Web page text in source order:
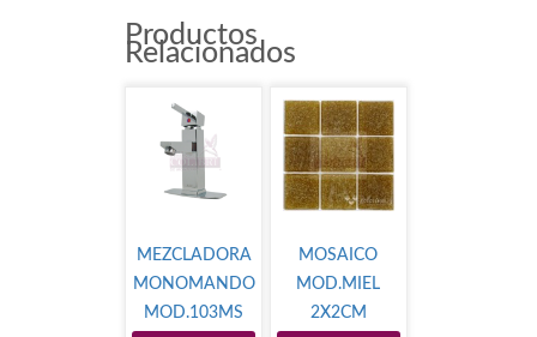
Productos
Relacionados
MEZCLADORA
MONOMANDO
MOD.103MS
MOSAICO
MOD.MIEL
2X2CM